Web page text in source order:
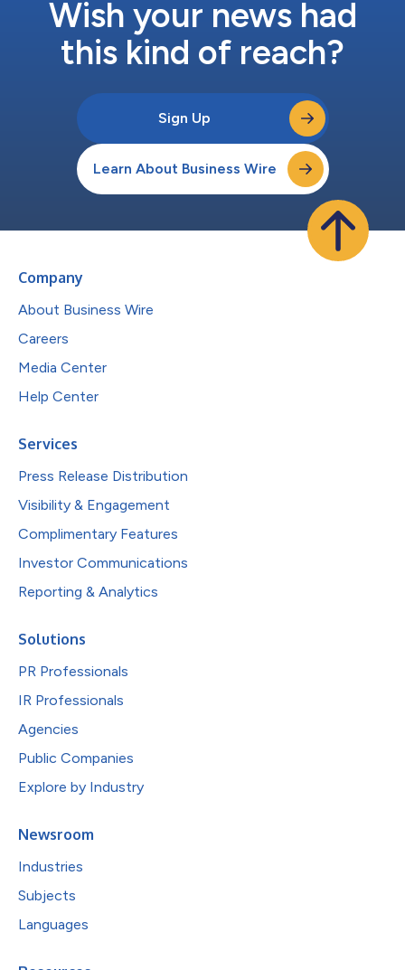
Wish your news had
this kind of reach?
Sign Up
Learn About Business Wire
Company
About Business Wire
Careers
Media Center
Help Center
Services
Press Release Distribution
Visibility & Engagement
Complimentary Features
Investor Communications
Reporting & Analytics
Solutions
PR Professionals
IR Professionals
Agencies
Public Companies
Explore by Industry
Newsroom
Industries
Subjects
Languages